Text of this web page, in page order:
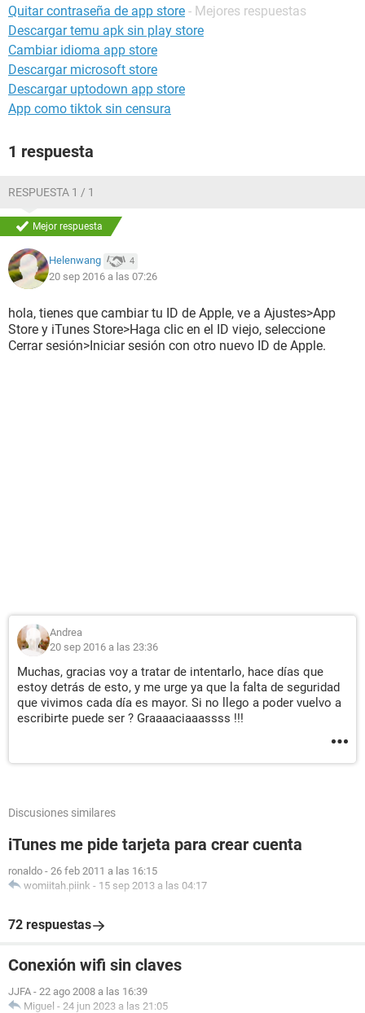
Quitar contraseña de app store - Mejores respuestas
Descargar temu apk sin play store
Cambiar idioma app store
Descargar microsoft store
Descargar uptodown app store
App como tiktok sin censura
1 respuesta
RESPUESTA 1 / 1
Mejor respuesta
Helenwang 4
20 sep 2016 a las 07:26
hola, tienes que cambiar tu ID de Apple, ve a Ajustes>App
Store y iTunes Store>Haga clic en el ID viejo, seleccione
Cerrar sesión>Iniciar sesión con otro nuevo ID de Apple.
Andrea
20 sep 2016 a las 23:36
Muchas, gracias voy a tratar de intentarlo, hace días que
estoy detrás de esto, y me urge ya que la falta de seguridad
que vivimos cada día es mayor. Si no llego a poder vuelvo a
escribirte puede ser ? Graaaaciaaassss !!!
Discusiones similares
iTunes me pide tarjeta para crear cuenta
ronaldo - 26 feb 2011 a las 16:15
womiitah.piink - 15 sep 2013 a las 04:17
72 respuestas
Conexión wifi sin claves
JJFA - 22 ago 2008 a las 16:39
Miguel - 24 jun 2023 a las 21:05